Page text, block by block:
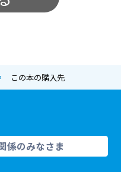
この本の購入先
係のみなさま